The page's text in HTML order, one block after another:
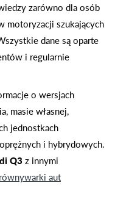
zarówno dla osób
motoryzacji szukających
dane są oparte
i regularnie
o wersjach
masie własnej,
jednostkach
i hybrydowych.
Q3 z innymi
aut